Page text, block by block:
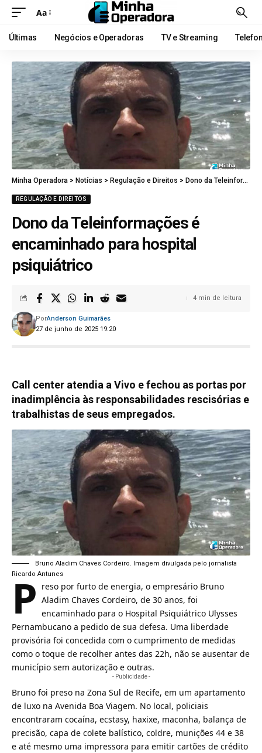
Aa
Últimas Negócios e Operadoras TV e Streaming
Minha Operadora > Notícias > Regulação e Direitos > Dono da Teleinformações é encaminhado para hospital psiquiátrico
REGULAÇÃO E DIREITOS
Dono da Teleinformações é
encaminhado para hospital
psiquiátrico
27 de junho de 2025 19:20
PorAnderson Guimarães
4 min de leitura
Call center atendia a Vivo e fechou as portas por
inadimplência às responsabilidades rescisórias e
trabalhistas de seus empregados.
Bruno Aladim Chaves Cordeiro. Imagem divulgada pelo jornalista
Ricardo Antunes
P reso por furto de energia, o empresário Bruno
Aladim Chaves Cordeiro, de 30 anos, foi
encaminhado para o Hospital Psiquiátrico Ulysses
Pernambucano a pedido de sua defesa. Uma liberdade
provisória foi concedida com o cumprimento de medidas
como o toque de recolher antes das 22h, não se ausentar de
município sem autorização e outras.
- Publicidade -
Bruno foi preso na Zona Sul de Recife, em um apartamento
de luxo na Avenida Boa Viagem. No local, policiais
encontraram cocaína, ecstasy, haxixe, maconha, balança de
precisão, capa de colete balístico, coldre, munições 44 e 38
e até mesmo uma impressora para emitir cartões de crédito